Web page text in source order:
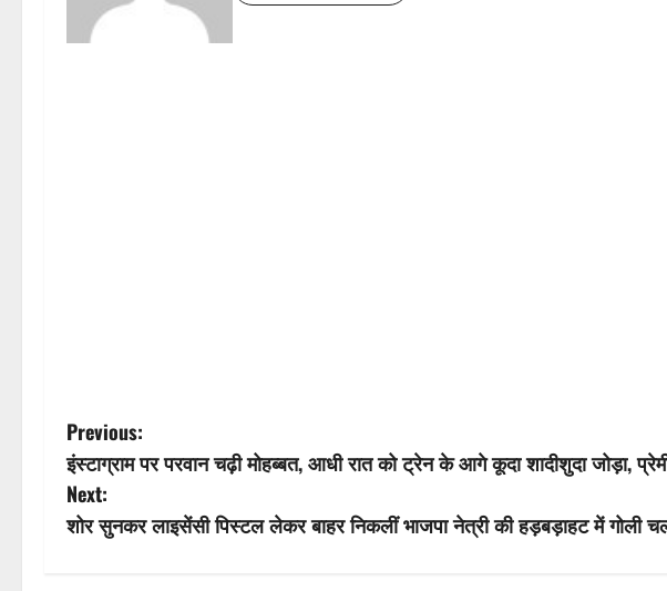
P
o
s
Previous:
इंस्टाग्राम पर परवान चढ़ी मोहब्बत, आधी रात को ट्रेन के आगे कूदा शादीशुदा जोड़ा,
Next:
शोर सुनकर लाइसेंसी पिस्टल लेकर बाहर निकलीं भाजपा नेत्री की हड़बड़ाहट में गोली